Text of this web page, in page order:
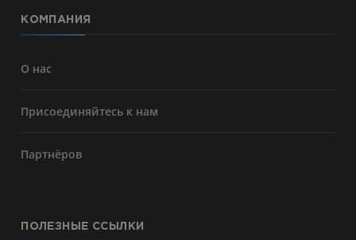
КОМПАНИЯ
О нас
Присоединяйтесь к нам
Партнёров
ПОЛЕЗНЫЕ ССЫЛКИ